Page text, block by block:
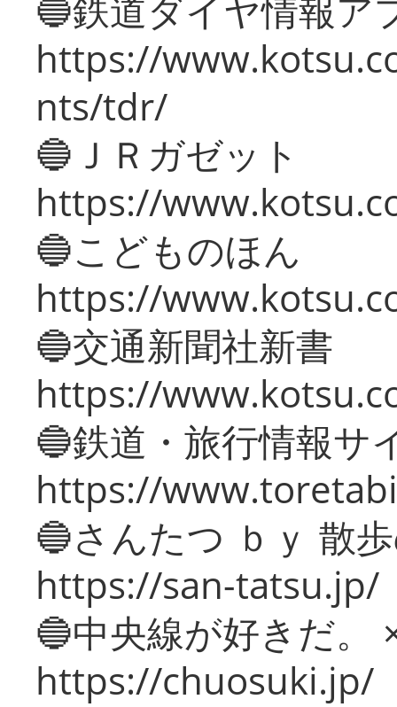
🔵鉄道ダイヤ情報ア
https://
nts/tdr/
🔵ＪＲガゼット
https://
🔵こどものほん
https://
🔵交通新聞社新書
https://
🔵鉄道・旅行情報サ
https://
🔵さんたつ ｂｙ 散
https://san-tatsu.jp/
🔵中央線が好きだ。
https://chuosuki.jp/